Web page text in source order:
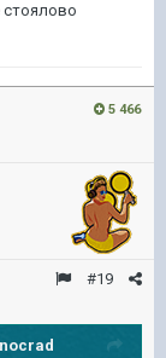
стоялово
5 466
#19